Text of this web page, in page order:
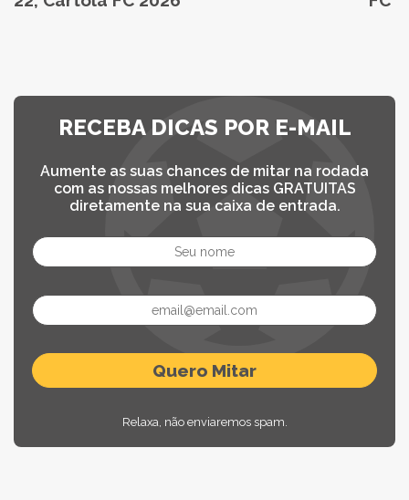
RECEBA DICAS POR E-MAIL
Aumente as suas chances de mitar na rodada
com as nossas melhores dicas GRATUITAS
diretamente na sua caixa de entrada.
Relaxa, não enviaremos spam.